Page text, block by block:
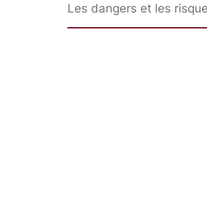
Les dangers et les